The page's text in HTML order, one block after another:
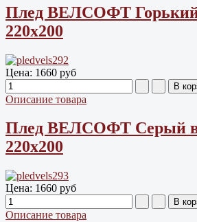
Плед ВЕЛСОФТ
220х200
Цена: 1660 руб
Описание товара
Плед ВЕЛСОФТ Серый
220х200
Цена: 1660 руб
Описание товара